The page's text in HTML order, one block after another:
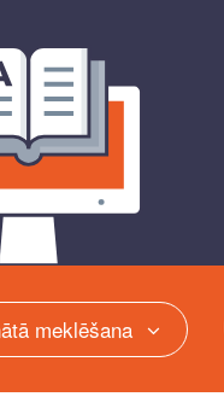
meklēšana